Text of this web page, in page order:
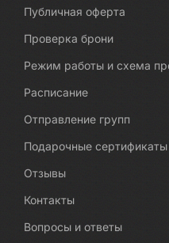
Публичная оферта
Проверка брони
Режим работы и схема
Расписание
Отправление групп
Подарочные сертификаты
Отзывы
Контакты
Вопросы и ответы